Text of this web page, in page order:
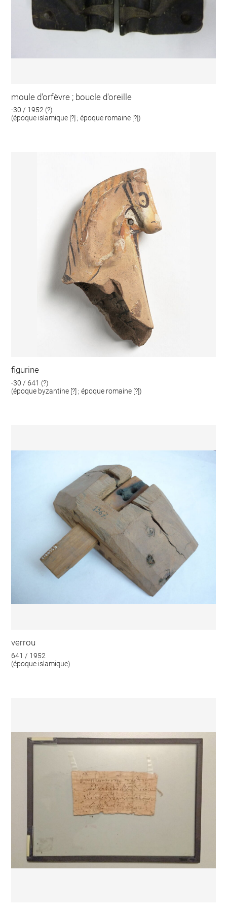
moule d'orfèvre ; boucle d'oreille
-30 / 1952 (?)
(époque islamique [?] ; époque romaine [?])
figurine
-30 / 641 (?)
(époque byzantine [?] ; époque romaine [?])
verrou
641 / 1952
(époque islamique)